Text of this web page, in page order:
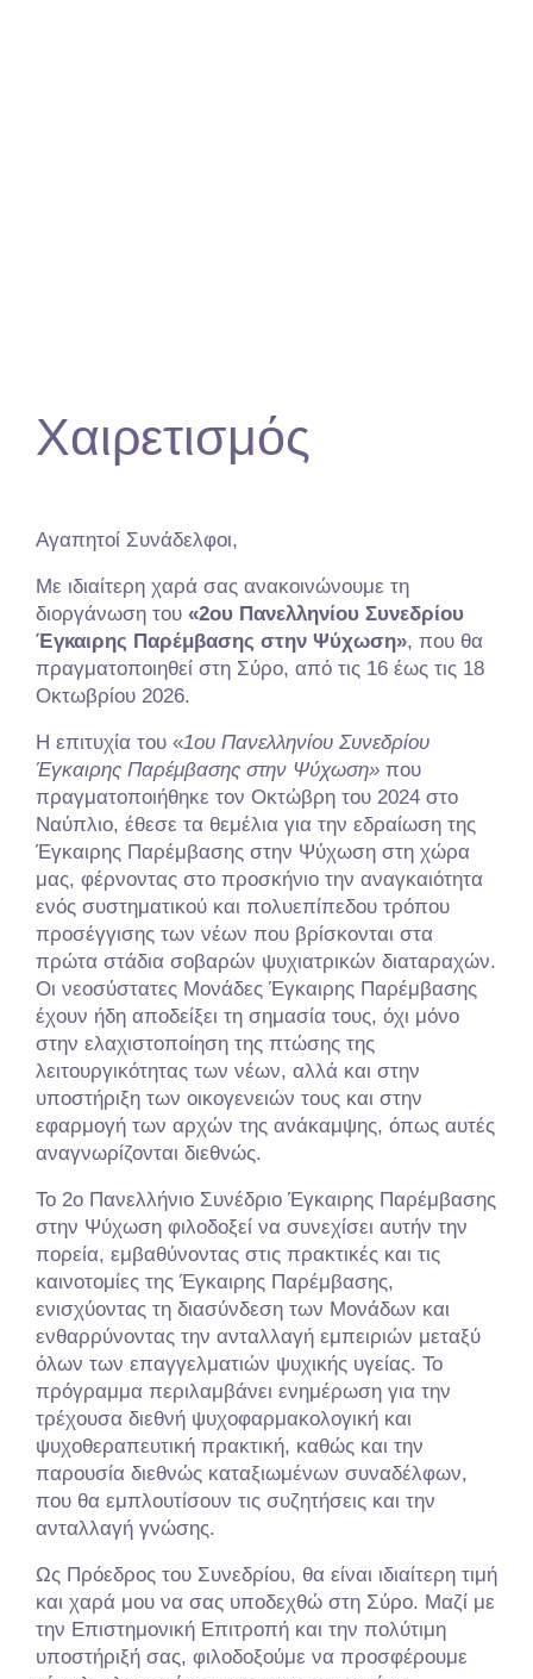
Χαιρετισμός
Αγαπητοί Συνάδελφοι,
Με ιδιαίτερη χαρά σας ανακοινώνουμε τη
διοργάνωση του «2ου Πανελληνίου Συνεδρίου
Έγκαιρης Παρέμβασης στην Ψύχωση», που θα
πραγματοποιηθεί στη Σύρο, από τις 16 έως τις 18
Οκτωβρίου 2026.
Η επιτυχία του «1ου Πανελληνίου Συνεδρίου
Έγκαιρης Παρέμβασης στην Ψύχωση» που
πραγματοποιήθηκε τον Οκτώβρη του 2024 στο
Ναύπλιο, έθεσε τα θεμέλια για την εδραίωση της
Έγκαιρης Παρέμβασης στην Ψύχωση στη χώρα
μας, φέρνοντας στο προσκήνιο την αναγκαιότητα
ενός συστηματικού και πολυεπίπεδου τρόπου
προσέγγισης των νέων που βρίσκονται στα
πρώτα στάδια σοβαρών ψυχιατρικών διαταραχών.
Οι νεοσύστατες Μονάδες Έγκαιρης Παρέμβασης
έχουν ήδη αποδείξει τη σημασία τους, όχι μόνο
στην ελαχιστοποίηση της πτώσης της
λειτουργικότητας των νέων, αλλά και στην
υποστήριξη των οικογενειών τους και στην
εφαρμογή των αρχών της ανάκαμψης, όπως αυτές
αναγνωρίζονται διεθνώς.
Το 2ο Πανελλήνιο Συνέδριο Έγκαιρης Παρέμβασης
στην Ψύχωση φιλοδοξεί να συνεχίσει αυτήν την
πορεία, εμβαθύνοντας στις πρακτικές και τις
καινοτομίες της Έγκαιρης Παρέμβασης,
ενισχύοντας τη διασύνδεση των Μονάδων και
ενθαρρύνοντας την ανταλλαγή εμπειριών μεταξύ
όλων των επαγγελματιών ψυχικής υγείας. Το
πρόγραμμα περιλαμβάνει ενημέρωση για την
τρέχουσα διεθνή ψυχοφαρμακολογική και
ψυχοθεραπευτική πρακτική, καθώς και την
παρουσία διεθνώς καταξιωμένων συναδέλφων,
που θα εμπλουτίσουν τις συζητήσεις και την
ανταλλαγή γνώσης.
Ως Πρόεδρος του Συνεδρίου, θα είναι ιδιαίτερη τιμή
και χαρά μου να σας υποδεχθώ στη Σύρο. Μαζί με
την Επιστημονική Επιτροπή και την πολύτιμη
υποστήριξή σας, φιλοδοξούμε να προσφέρουμε